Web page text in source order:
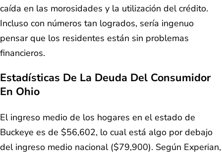
caída en las morosidades y la utilización del crédito.
Incluso con números tan logrados, sería ingenuo
pensar que los residentes están sin problemas
financieros.
Estadísticas De La Deuda Del Consumidor
En Ohio
El ingreso medio de los hogares en el estado de
Buckeye es de $56,602, lo cual está algo por debajo
del ingreso medio nacional ($79,900). Según Experian,